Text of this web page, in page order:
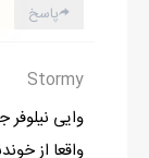
سپس چشمکی نثار
_ولی خودمونیم
امیرسام در حالی
پاسخ
Stormy
وایی
واقعا از